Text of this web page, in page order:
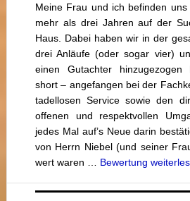
Meine Frau und ich befinden
mehr als drei Jahren auf der
Haus. Dabei haben wir in der
drei Anläufe (oder sogar vier)
einen Gutachter
short – angefangen bei der
tadellosen Service sowie den
offenen und respektvollen
jedes Mal auf’s Neue darin
von Herrn Niebel (und seiner
wert waren … Bewertung